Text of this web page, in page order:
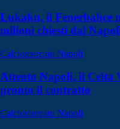
Lukaku, il Fenerbahce
milioni chiesti dal
Calciomercato Napoli
Attento Napoli, il Celta
pronto il contratto
Calciomercato Napoli